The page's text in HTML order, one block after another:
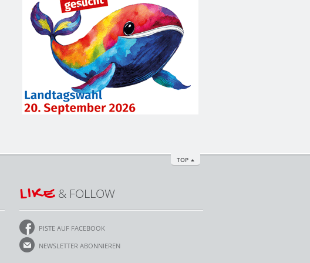
TOP
LIKE& FOLLOW
PISTE AUF FACEBOOK
NEWSLETTER ABONNIEREN